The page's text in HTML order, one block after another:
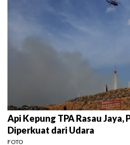
Api Kepung TPA Rasau Jaya,
Diperkuat dari Udara
FOTO